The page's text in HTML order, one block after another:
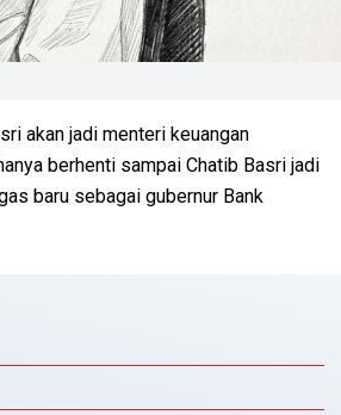
akan jadi menteri keuangan
berhenti sampai Chatib Basri jadi
baru sebagai gubernur Bank